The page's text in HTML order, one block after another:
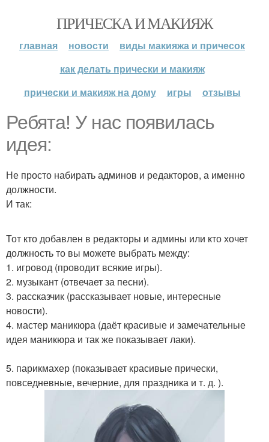
ПРИЧЕСКА И МАКИЯЖ
главная новости
виды макияжа и причесок
как делать прически и макияж
прически и макияж на дому
игры отзывы
Ребята! У нас появилась
идея:
Не просто набирать админов и редакторов, а именно
должности.
И так:
Тот кто добавлен в редакторы и админы или кто хочет
должность то вы можете выбрать между:
1. игровод (проводит всякие игры).
2. музыкант (отвечает за песни).
3. рассказчик (рассказывает новые, интересные
новости).
4. мастер маникюра (даёт красивые и замечательные
идея маникюра и так же показывает лаки).
5. парикмахер (показывает красивые прически,
повседневные, вечерние, для праздника и т. д. ).